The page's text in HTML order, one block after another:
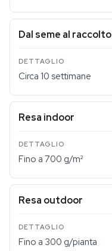
Dal seme al raccolto
Circa 10 settimane
Resa indoor
Fino a 700 g/m²
Resa outdoor
Fino a 300 g/pianta